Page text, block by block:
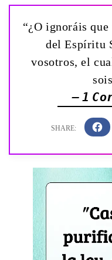
“¿O ignoráis
del Espíritu
vosotros, el
— 1